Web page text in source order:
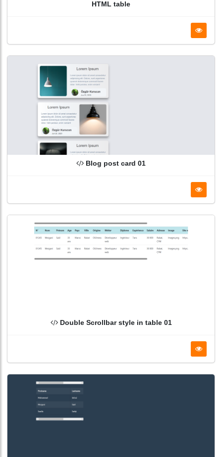
HTML table
Blog post card 01
Double Scrollbar style in table 01